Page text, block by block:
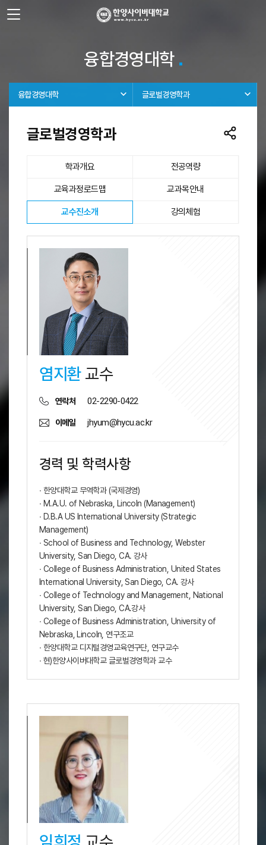
사이트정보 바로가기
융합경영대학
융합경영대학 글로벌경영학과
글로벌경영학과
학과개요 전공역량
교육과정로드맵 교과목안내
교수진소개
선택됨
강의체험
교수진소개
염지환교수
연락처 02-2290-0422
이메일 jhyum@hycu.ac.kr
경력 및 학력사항
∙ 한양대학교 무역학과 (국제경영)
∙ M.A.U. of Nebraska, Lincoln (Management)
∙ D.B.A US International University (Strategic
Management)
∙ School of Business and Technology, Webster
University, San Diego, CA. 강사
∙ College of Business Administration, United States
International University, San Diego, CA. 강사
∙ College of Technology and Management, National
University, San Diego, CA.강사
∙ College of Business Administration, University of
Nebraska, Lincoln, 연구조교
∙ 한양대학교 디지털경영교육연구단, 연구교수
∙ 현)한양사이버대학교 글로벌경영학과 교수